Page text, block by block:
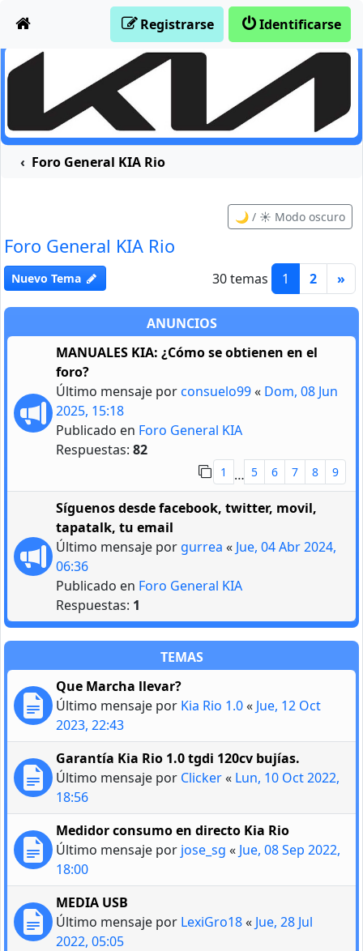
Identificarse
Registrarse
Foro General KIA Rio
🌙 / ☀️ Modo oscuro
Foro General KIA Rio
Nuevo Tema 30 temas 1 2 »
ANUNCIOS
MANUALES KIA: ¿Cómo se obtienen en el
foro?
Último mensaje porconsuelo99« Dom, 08 Jun
2025, 15:18
Publicado en Foro General KIA
Respuestas: 82
1 … 5 6 7 8 9
Síguenos desde facebook, twitter, movil,
tapatalk, tu email
Último mensaje por gurrea « Jue, 04 Abr 2024,
06:36
Publicado en Foro General KIA
Respuestas: 1
TEMAS
Que Marcha llevar?
Último mensaje por Kia Rio 1.0« Jue, 12 Oct
2023, 22:43
Garantía Kia Rio 1.0 tgdi 120cv bujías.
Último mensaje por Clicker« Lun, 10 Oct 2022,
18:56
Medidor consumo en directo Kia Rio
Último mensaje por jose_sg « Jue, 08 Sep 2022,
18:00
MEDIA USB
Último mensaje por LexiGro18« Jue, 28 Jul
2022, 05:05